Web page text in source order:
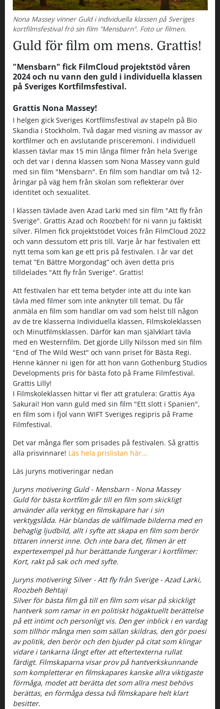
Nona Massey vinner Guld i individuella klassen på Sveriges
kortfilmsfestival frö sin film "Mensbarn". Foto ur filmen.
Guld för film om mens. Grattis!
"Mensbarn" fick FilmCloud projektstöd våren
2024 och nu vann den guld i individuella klassen
på Sveriges Kortfilmsfestival.
Grattis Nona Massey!
I helgen gick Sveriges Kortfilmsfestival av stapeln på Bio
Skandia i Stockholm. Två dagar med visning av massor av
kortfilmer och en avslutande prisceremoni. I individuell
klassen tävlar max 15 min långa filmer från hela Sverige
och det var i denna klassen som Nona Massey vann guld
med sin film "Mensbarn". En film som handlar om två 12-
åringar på väg hem från skolan som reflekterar över
identitet och sexualitet.
I klassen tävlade även Azad Larki med sin film "Att fly från
Sverige". Grattis Azad och Roozbeh! för ni vann ju faktiskt
silver. Filmen fick projektstödet Voices från FilmCloud 2022
och vann dessutom ett pris till. Varje år har festivalen ett
nytt tema som kan ge ett pris på festivalen. I år var det
temat ”En Bättre Morgondag” och även detta pris
tilldelades "Att fly från Sverige". Grattis!
Att festivalen har ett tema betyder inte att du inte kan
tävla med filmer som inte anknyter till temat. Du får
anmäla en film som handlar om vad som helst till någon
av de tre klasserna Individuella klassen, Filmskoleklassen
och Minutfilmsklassen. Därför kan man självklart tävla
med en Westernfilm. Det gjorde Lilly Nilsson med sin film
"End of The Wild West" och vann priset för Bästa Regi.
Henne känner ni igen för att hon vann Gothenburg Studios
Developments pris för bästa foto på Frame Filmfestival.
Grattis Lilly!
I Filmskoleklassen hittar vi fler att gratulera: Grattis Aya
Sakurai! Hon vann guld med sin film "Ett slott i Spanien",
en film som i fjol vann WIFT Sveriges regipris på Frame
Filmfestival.
Det var många fler som prisades på festivalen. Så grattis
alla prisvinnare! Läs hela prislistan här...
Läs juryns motiveringar nedan
Juryns motivering Guld - Mensbarn - Nona Massey
Guld för bästa kortfilm går till en film som skickligt
använder alla verktyg en filmskapare har i sin
verktygslåda. Här blandas de välfilmade bilderna med en
behaglig ljudbild, allt i syfte att skapa en film som berör
tittaren innerst inne. Och inte bara det, filmen är ett
expertexempel på hur berättande fungerar i kortfilmer:
Kort, rakt på sak och med syfte.
Juryns motivering Silver - Att fly från Sverige - Azad Larki,
Roozbeh Behtaji
Silver för bästa film gå till en film som visar på skickligt
hantverk som ramar in en politiskt högaktuellt berättelse
på ett intimt och personligt vis. Den ger inblick i en vardag
som tillhör många men som sällan skildras, den gör poesi
av politik, den berör och den bjuder på citat som klingar
vidare i tankarna långt efter att eftertexterna rullat
färdigt. Filmskaparna visar prov på hantverkskunnande
som kompletterar en filmskapares kanske allra viktigaste
förmåga, modet att berätta det som allra mest behövs
berättas, en förmåga dessa två filmskapare helt klart
besitter.